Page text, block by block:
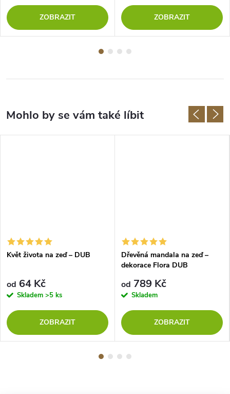
ZOBRAZIT ZOBRAZIT
Květ života na zeď – DUB
od 64 Kč
Skladem >5 ks
ZOBRAZIT
Dřevěná mandala na zeď –
dekorace Flora DUB
od 789 Kč
Skladem
ZOBRAZIT